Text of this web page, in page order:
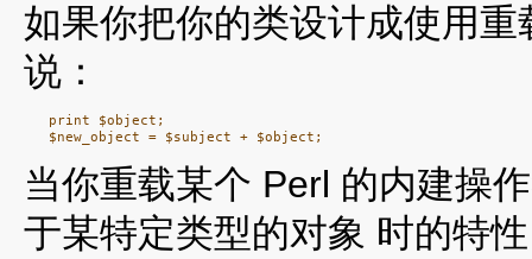
如果你把你的类设计成使用
说：
   print $object;
当你重载某个 Perl 的内建操
于某特定类型的对象 时的特